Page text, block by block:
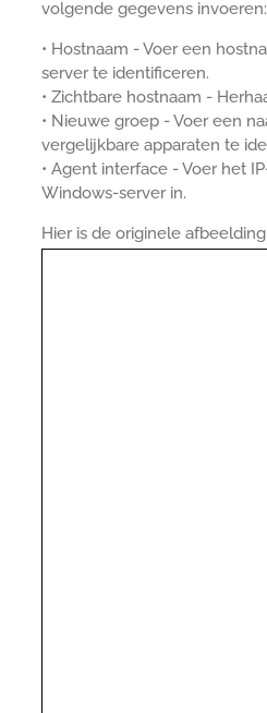
volgende gegevens invoeren:
• Hostnaam - Voer een
server te identificeren.
• Zichtbare hostnaam -
• Nieuwe groep - Voer een
vergelijkbare apparaten te
• Agent interface - Voer het
Windows-server in.
Hier is de originele